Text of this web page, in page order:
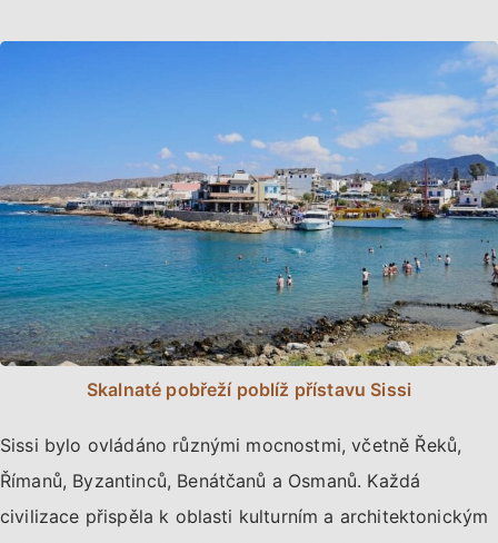
Skalnaté pobřeží poblíž přístavu Sissi
Sissi bylo ovládáno různými mocnostmi, včetně Řeků,
Římanů, Byzantinců, Benátčanů a Osmanů. Každá
civilizace přispěla k oblasti kulturním a architektonickým